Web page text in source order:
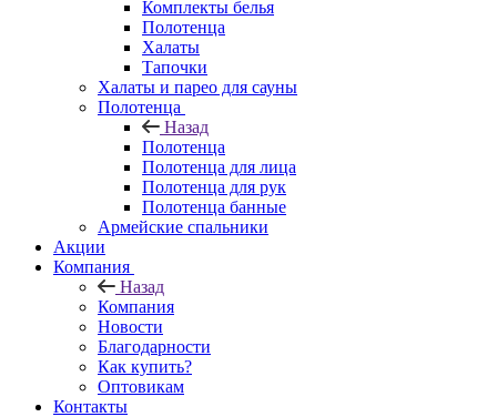
Комплекты белья
Полотенца
Халаты
Тапочки
Халаты и парео для сауны
Полотенца
Назад
Полотенца
Полотенца для лица
Полотенца для рук
Полотенца банные
Армейские спальники
Акции
Компания
Назад
Компания
Новости
Благодарности
Как купить?
Оптовикам
Контакты